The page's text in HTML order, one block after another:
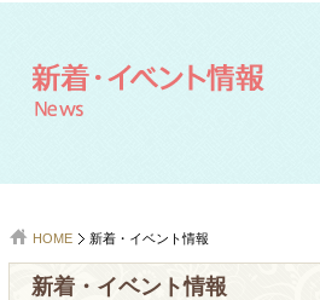
HOME 新着・イベント情報
新着・イベント情報